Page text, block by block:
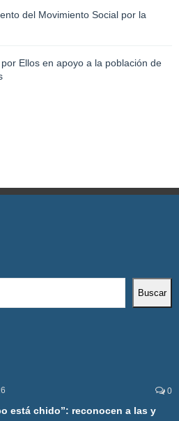
del Movimiento Social por la
Ellos en apoyo a la población de
Buscar
0
está chido”: reconocen a las y